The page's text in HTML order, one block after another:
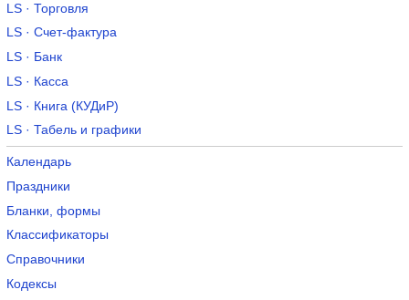
LS · Торговля
LS · Счет-фактура
LS · Банк
LS · Касса
LS · Книга (КУДиР)
LS · Табель и графики
Календарь
Праздники
Бланки, формы
Классификаторы
Справочники
Кодексы